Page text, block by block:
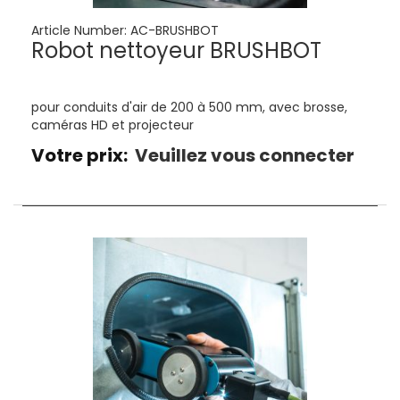
Article Number: AC-BRUSHBOT
Robot nettoyeur BRUSHBOT
pour conduits d'air de 200 à 500 mm, avec brosse,
caméras HD et projecteur
Votre prix: Veuillez vous connecter